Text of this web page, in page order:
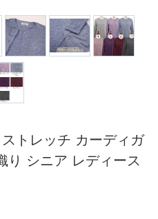
トレッチ カーディガ
り シニア レディース